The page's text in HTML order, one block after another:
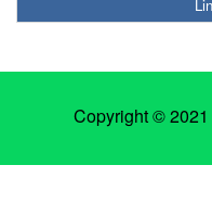
Copyright ©